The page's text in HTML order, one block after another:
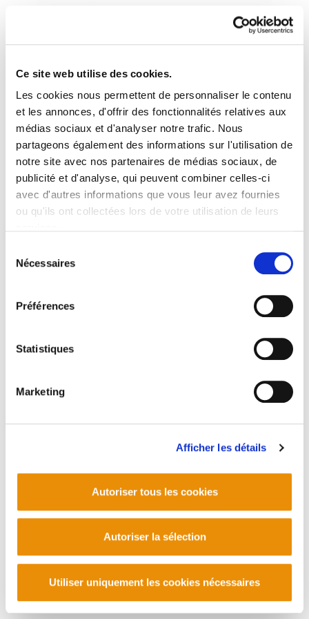
Ce site web utilise des cookies.
Les cookies nous permettent de personnaliser le contenu
et les annonces, d'offrir des fonctionnalités relatives aux
médias sociaux et d'analyser notre trafic. Nous
partageons également des informations sur l'utilisation de
notre site avec nos partenaires de médias sociaux, de
publicité et d'analyse, qui peuvent combiner celles-ci
avec d'autres informations que vous leur avez fournies
ou qu'ils ont collectées lors de votre utilisation de leurs
Nécessaires
Préférences
Statistiques
Marketing
Afficher les détails
Autoriser tous les cookies
Autoriser la sélection
Utiliser uniquement les cookies nécessaires
Newsletter 25 (Esp)
newsletter252.pdf119.7 KB
CONTACT
Barrainkua 13 - 48009 Bilbo -
Corderliers karrika 20 - 64100 Baiona -
Telf. +33 (0) 559 25 65 52